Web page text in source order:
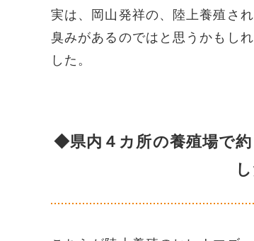
実は、岡山発祥の、陸上養殖さ
臭みがあるのではと思うかもし
した。
◆県内４カ所の養殖場で